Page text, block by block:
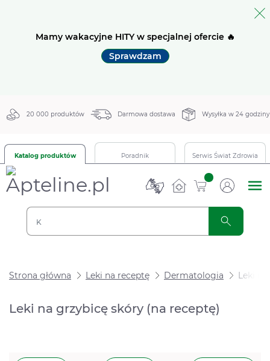
Mamy wakacyjne HITY w specjalnej ofercie 🔥
Sprawdzam
20 000 produktów Darmowa dostawa Wysyłka w 24 godziny
Katalog produktów Poradnik Serwis Świat Zdrowia
sztuk
Strona główna Leki na receptę Dermatologia Leki
Leki na grzybicę skóry (na receptę)